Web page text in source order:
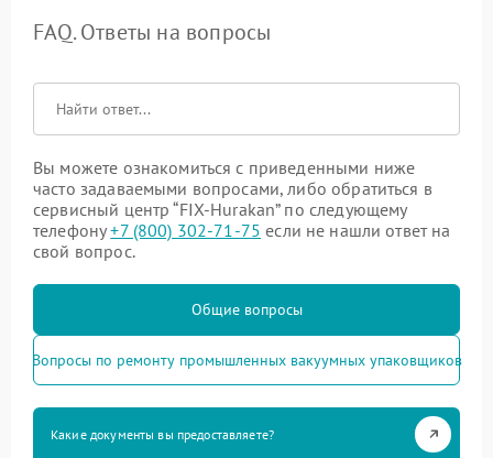
FAQ. Ответы на вопросы
Вы можете ознакомиться с приведенными ниже
часто задаваемыми вопросами, либо обратиться в
сервисный центр “FIX-Hurakan” по следующему
телефону+7 (800) 302-71-75 если не нашли ответ на
свой вопрос.
Общие вопросы
Вопросы по ремонту промышленных вакуумных упаковщиков
Какие документы вы предоставляете?